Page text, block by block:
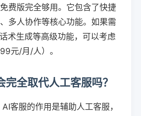
费版完全够用。它包含了快捷
多人协作等核心功能。如果需
术生成等高级功能，可以考虑
元/月/人）。
全取代人工客服吗？
客服的作用是辅助人工客服，